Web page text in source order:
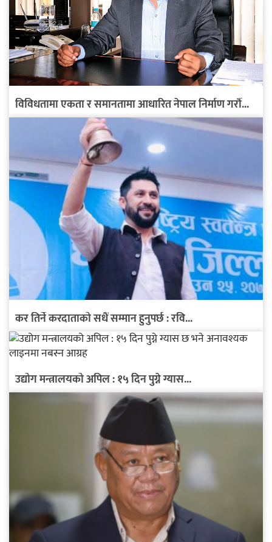
विविधतामा एकता र समानतामा आधारित नेपाल निर्माण गरौँ...
कर तिर्ने करदाताको सधैं सम्मान हुनुपर्छ : रवि...
उद्योग मन्त्रालयको अपिल : १५ दिन पुग्ने ग्यास...